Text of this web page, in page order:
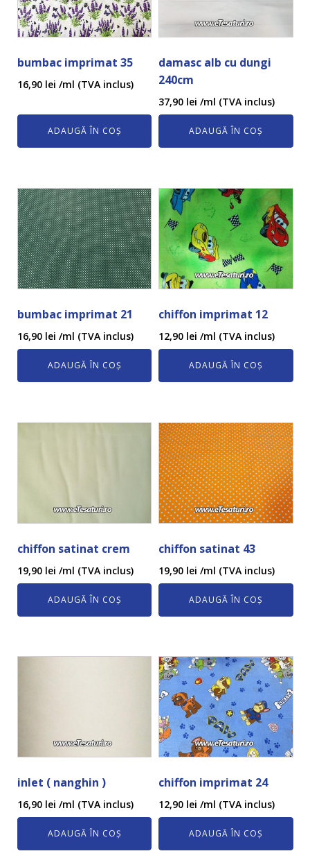
bumbac imprimat 35
16,90 lei /ml (TVA inclus)
ADAUGĂ ÎN COȘ
damasc alb cu dungi
240cm
37,90 lei /ml (TVA inclus)
ADAUGĂ ÎN COȘ
bumbac imprimat 21
16,90 lei /ml (TVA inclus)
ADAUGĂ ÎN COȘ
chiffon imprimat 12
12,90 lei /ml (TVA inclus)
ADAUGĂ ÎN COȘ
chiffon satinat crem
19,90 lei /ml (TVA inclus)
ADAUGĂ ÎN COȘ
chiffon satinat 43
19,90 lei /ml (TVA inclus)
ADAUGĂ ÎN COȘ
inlet ( nanghin )
16,90 lei /ml (TVA inclus)
ADAUGĂ ÎN COȘ
chiffon imprimat 24
12,90 lei /ml (TVA inclus)
ADAUGĂ ÎN COȘ